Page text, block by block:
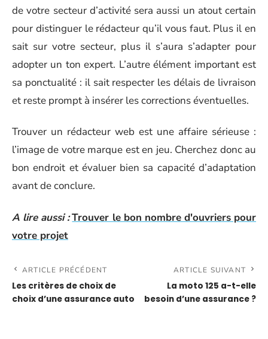
de votre secteur d’activité sera aussi un atout certain
pour distinguer le rédacteur qu’il vous faut. Plus il en
sait sur votre secteur, plus il s’aura s’adapter pour
adopter un ton expert. L’autre élément important est
sa ponctualité : il sait respecter les délais de livraison
et reste prompt à insérer les corrections éventuelles.
Trouver un rédacteur web est une affaire sérieuse :
l’image de votre marque est en jeu. Cherchez donc au
bon endroit et évaluer bien sa capacité d’adaptation
avant de conclure.
A lire aussi :Trouver le bon nombre d'ouvriers pour
votre projet
ARTICLE PRÉCÉDENT
Les critères de choix de
choix d’une assurance auto
ARTICLE SUIVANT
La moto 125 a-t-elle
besoin d’une assurance ?